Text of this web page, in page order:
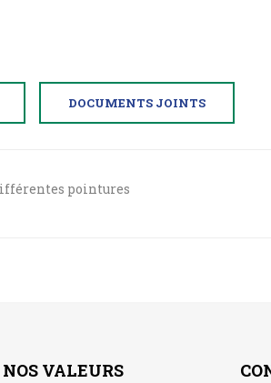
DOCUMENTS JOINTS
pointures
NOS VALEURS